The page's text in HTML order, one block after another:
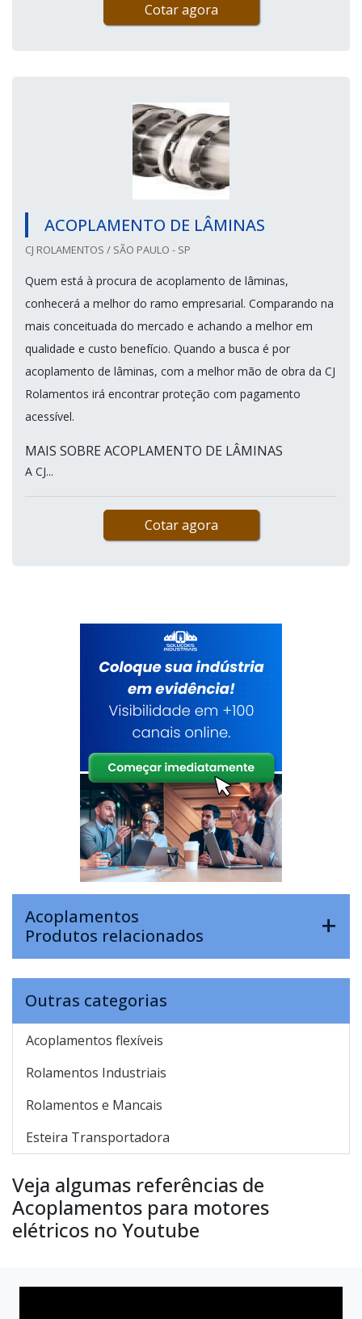
Cotar agora
ACOPLAMENTO DE LÂMINAS
CJ ROLAMENTOS / SÃO PAULO - SP
Quem está à procura de acoplamento de lâminas,
conhecerá a melhor do ramo empresarial. Comparando na
mais conceituada do mercado e achando a melhor em
qualidade e custo benefício. Quando a busca é por
acoplamento de lâminas, com a melhor mão de obra da CJ
Rolamentos irá encontrar proteção com pagamento
acessível.
MAIS SOBRE ACOPLAMENTO DE LÂMINAS
A CJ...
Cotar agora
Acoplamentos
Produtos relacionados
Outras categorias
Acoplamentos flexíveis
Rolamentos Industriais
Rolamentos e Mancais
Esteira Transportadora
Veja algumas referências de
Acoplamentos para motores
elétricos no Youtube